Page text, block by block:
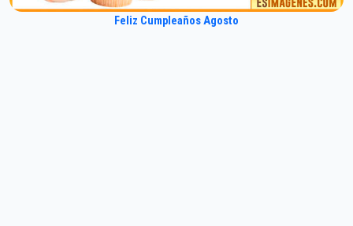
Feliz Cumpleaños Agosto